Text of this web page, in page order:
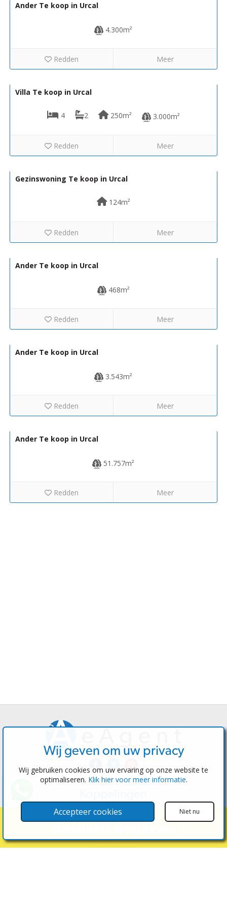
Ander Te koop in Urcal
4.300m²
Redden Meer
Villa Te koop in Urcal
4 2 250m² 3.000m²
Redden Meer
Gezinswoning Te koop in Urcal
124m²
Redden Meer
Ander Te koop in Urcal
468m²
Redden Meer
Ander Te koop in Urcal
3.543m²
Redden Meer
Ander Te koop in Urcal
51.757m²
Redden Meer
Software
Test de beheerder
Eigenschappen
Wij geven om uw privacy
Wij gebruiken cookies om uw ervaring op onze website te
optimaliseren. Klik hier voor meer informatie.
Accepteer cookies Niet nu